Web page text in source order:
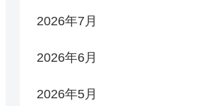
2026年7月
2026年6月
2026年5月